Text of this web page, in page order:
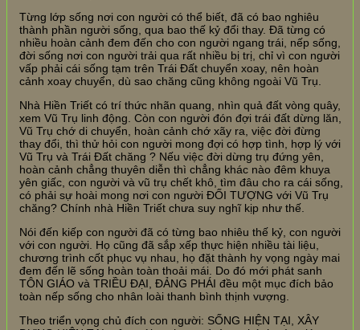
Từng lớp sống nơi con người có thể biết, đã có bao nghiêu
thành phần người sống, qua bao thế kỷ đổi thay. Đã từng có
nhiều hoàn cảnh đem đến cho con người ngang trái, nếp sống,
đời sống nơi con người trải qua rất nhiều bị trị, chỉ vì con người
vấp phải cái sống tạm trên Trái Đất chuyển xoay, nên hoàn
cảnh xoay chuyển, dù sao chăng cũng không ngoài Vũ Trụ.
Nhà Hiền Triết có trí thức nhãn quang, nhìn quả đất vòng quây,
xem Vũ Trụ linh động. Còn con người đón đợi trái đất dừng lăn,
Vũ Trụ chớ di chuyển, hoàn cảnh chớ xãy ra, việc đời đừng
thay đổi, thì thử hỏi con người mong đợi có hợp tình, hợp lý với
Vũ Trụ và Trái Đất chăng ? Nếu việc đời dừng trụ đứng yên,
hoàn cảnh chẳng thuyên diễn thì chẳng khác nào đêm khuya
yên giấc, con người và vũ trụ chết khô, tìm đâu cho ra cái sống,
có phải sự hoài mong nơi con người ĐỐI TƯỢNG với Vũ Trụ
chăng? Chính nhà Hiền Triết chưa suy nghĩ kịp như thế.
Nói đến kiếp con người đã có từng bao nhiêu thế kỷ, con người
với con người. Họ cũng đã sắp xếp thực hiện nhiều tài liệu,
chương trình cốt phục vụ nhau, họ đặt thành hy vọng ngày mai
đem đến lẽ sống hoàn toàn thoải mái. Do đó mới phát sanh
TÔN GIÁO và TRIỀU ĐẠI, ĐẢNG PHÁI đều một mục đích bảo
toàn nếp sống cho nhân loài thanh bình thịnh vượng.
Theo triển vọng chủ đích con người: SỐNG HIỆN TẠI, XÂY